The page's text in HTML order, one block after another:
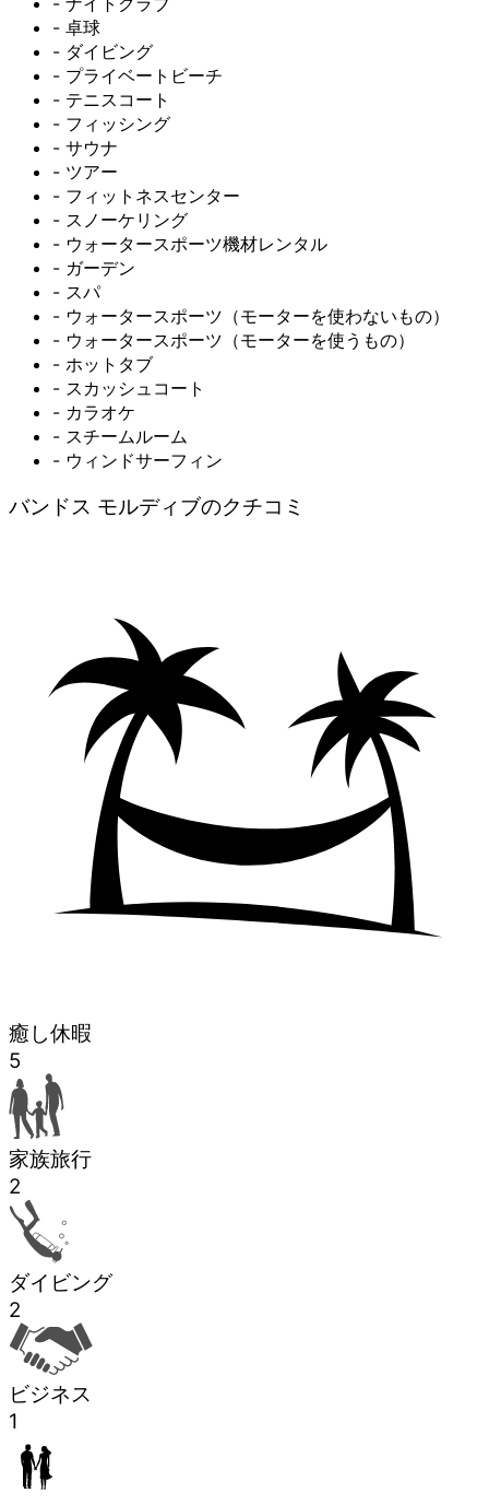
- 卓球
- ダイビング
- プライベートビーチ
- テニスコート
- フィッシング
- サウナ
- ツアー
- フィットネスセンター
- スノーケリング
- ウォータースポーツ機材レンタル
- ガーデン
- スパ
- ウォータースポーツ（モーターを使わないもの）
- ウォータースポーツ（モーターを使うもの）
- ホットタブ
- スカッシュコート
- カラオケ
- スチームルーム
- ウィンドサーフィン
バンドス モルディブのクチコミ
癒し休暇
5
家族旅行
2
ダイビング
2
ビジネス
1